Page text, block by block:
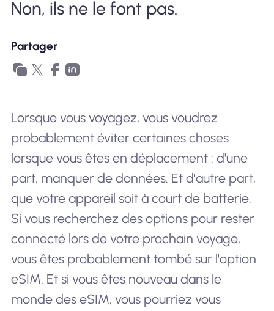
Non, ils ne le font pas.
Partager
Lorsque vous voyagez, vous voudrez
probablement éviter certaines choses
lorsque vous êtes en déplacement : d'une
part, manquer de données. Et d'autre part,
que votre appareil soit à court de batterie.
Si vous recherchez des options pour rester
connecté lors de votre prochain voyage,
vous êtes probablement tombé sur l'option
eSIM. Et si vous êtes nouveau dans le
monde des eSIM, vous pourriez vous